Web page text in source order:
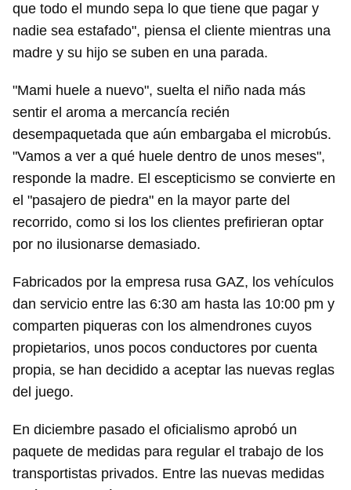
que todo el mundo sepa lo que tiene que pagar y
nadie sea estafado", piensa el cliente mientras una
madre y su hijo se suben en una parada.
"Mami huele a nuevo", suelta el niño nada más
sentir el aroma a mercancía recién
desempaquetada que aún embargaba el microbús.
"Vamos a ver a qué huele dentro de unos meses",
responde la madre. El escepticismo se convierte en
el "pasajero de piedra" en la mayor parte del
recorrido, como si los los clientes prefirieran optar
por no ilusionarse demasiado.
Fabricados por la empresa rusa GAZ, los vehículos
dan servicio entre las 6:30 am hasta las 10:00 pm y
comparten piqueras con los almendrones cuyos
propietarios, unos pocos conductores por cuenta
propia, se han decidido a aceptar las nuevas reglas
del juego.
En diciembre pasado el oficialismo aprobó un
paquete de medidas para regular el trabajo de los
transportistas privados. Entre las nuevas medidas